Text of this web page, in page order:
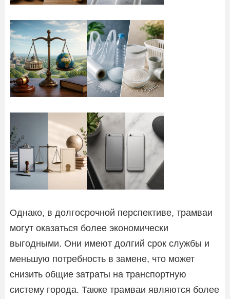
Однако, в долгосрочной перспективе, трамваи
могут оказаться более экономически
выгодными. Они имеют долгий срок службы и
меньшую потребность в замене, что может
снизить общие затраты на транспортную
систему города. Также трамваи являются более